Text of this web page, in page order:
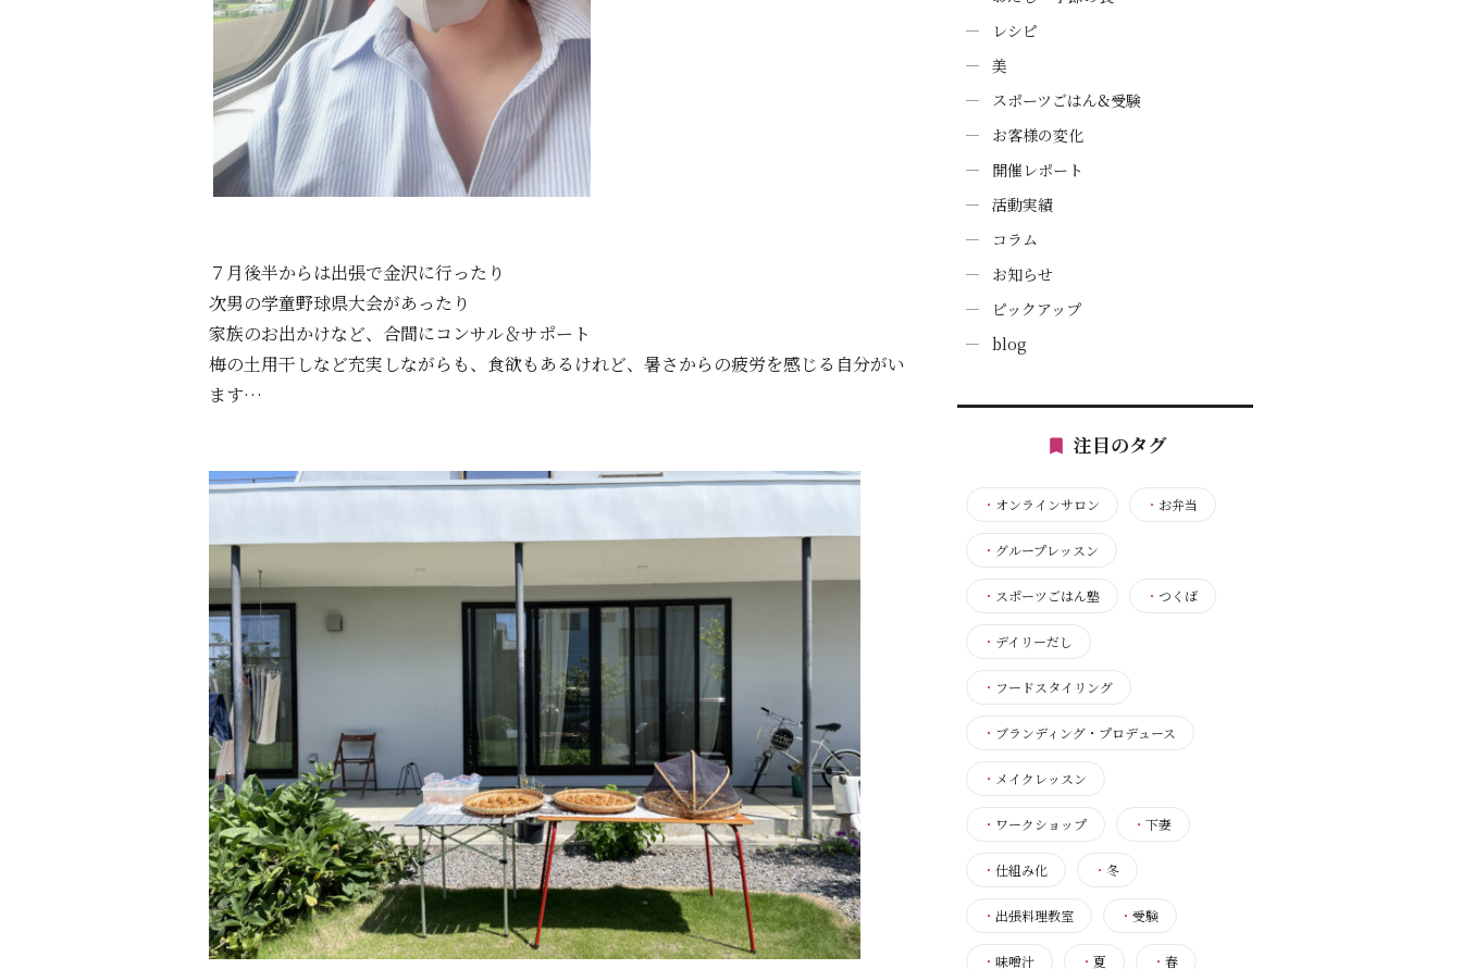
７月後半からは出張で金沢に行ったり
次男の学童野球県大会があったり
家族のお出かけなど、合間にコンサル＆サポート
梅の土用干しなど充実しながらも、食欲もあるけれど、暑さからの疲労を感じる自分がい
ます…
レシピ
美
スポーツごはん&受験
お客様の変化
開催レポート
活動実績
コラム
お知らせ
ピックアップ
blog
注目のタグ
・ オンラインサロン ・ お弁当
・ グループレッスン
・ スポーツごはん塾 ・ つくば
・ デイリーだし
・ フードスタイリング
・ ブランディング・プロデュース
・ メイクレッスン
・ ワークショップ ・ 下妻
・ 仕組み化 ・ 冬
・ 出張料理教室 ・ 受験
・ 味噌汁 ・ 夏 ・ 春